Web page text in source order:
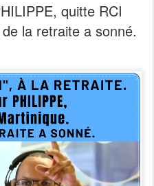
quitte RCI
la retraite a sonné.